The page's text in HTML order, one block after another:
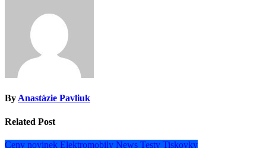
ByAnastázie Pavliuk
Related Post
Ceny novinek Elektromobily News Testy Tiskovky